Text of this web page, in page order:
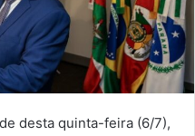
desta quinta-feira (6/7),